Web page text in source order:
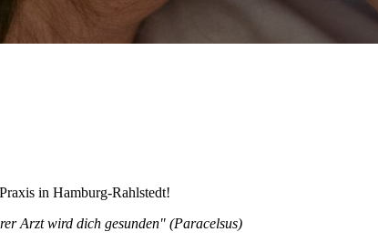
in Hamburg-Rahlstedt!
Arzt wird dich gesunden" (Paracelsus)